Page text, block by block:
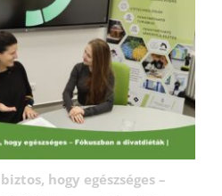
hogy egészséges –